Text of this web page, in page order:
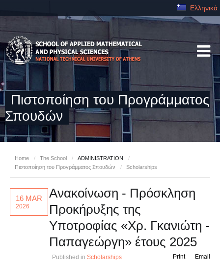
Ελληνικά
Πιστοποίηση του Προγράμματος
Σπουδών
Home / The School / ADMINISTRATION
/
Πιστοποίηση του Προγράμματος Σπουδών
/ Scholarships
16 MAR
2026
Ανακοίνωση - Πρόσκληση
Προκήρυξης της
Υποτροφίας «Χρ. Γκανιώτη -
Παπαγεώργη» έτους 2025
Published in Scholarships Email
Print